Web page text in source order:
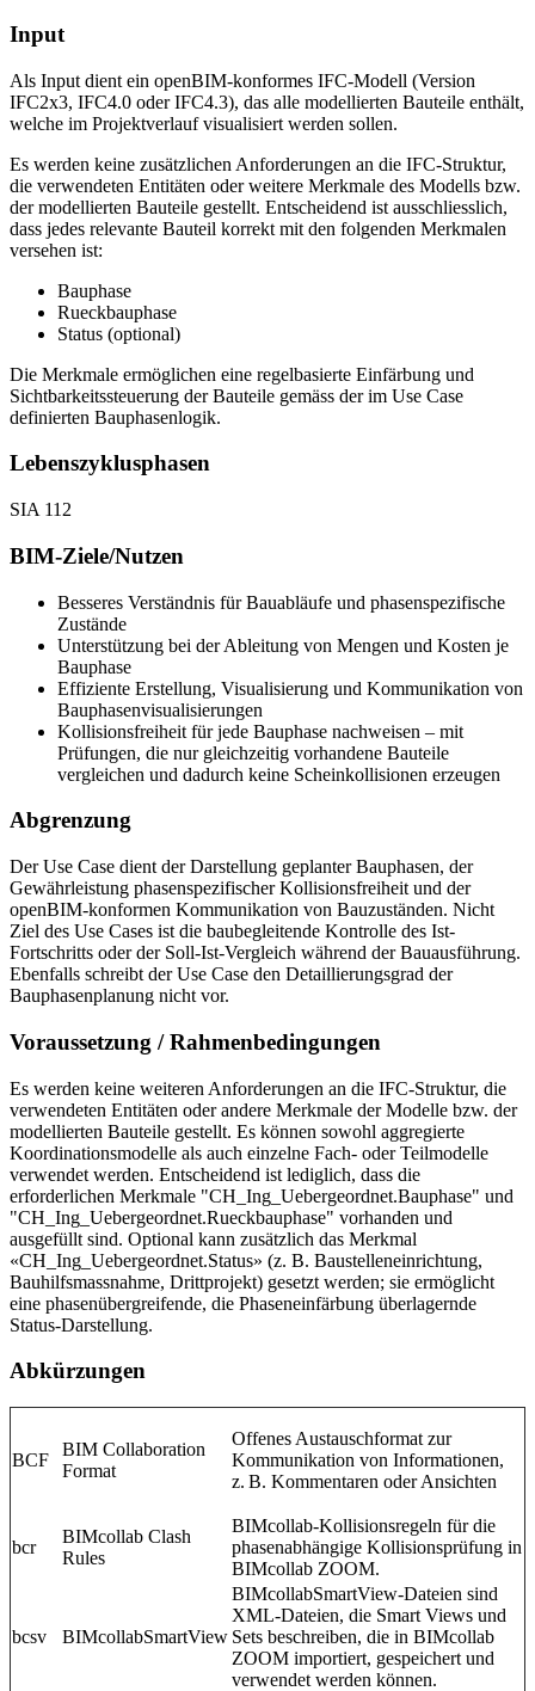
Input
Als Input dient ein openBIM-konformes IFC-Modell (Version
IFC2x3, IFC4.0 oder IFC4.3), das alle modellierten Bauteile enthält,
welche im Projektverlauf visualisiert werden sollen.
Es werden keine zusätzlichen Anforderungen an die IFC-Struktur,
die verwendeten Entitäten oder weitere Merkmale des Modells bzw.
der modellierten Bauteile gestellt. Entscheidend ist ausschliesslich,
dass jedes relevante Bauteil korrekt mit den folgenden Merkmalen
versehen ist:
Bauphase
Rueckbauphase
Status (optional)
Die Merkmale ermöglichen eine regelbasierte Einfärbung und
Sichtbarkeitssteuerung der Bauteile gemäss der im Use Case
definierten Bauphasenlogik.
Lebenszyklusphasen
SIA 112
BIM-Ziele/Nutzen
Besseres Verständnis für Bauabläufe und phasenspezifische
Zustände
Unterstützung bei der Ableitung von Mengen und Kosten je
Bauphase
Effiziente Erstellung, Visualisierung und Kommunikation von
Bauphasenvisualisierungen
Kollisionsfreiheit für jede Bauphase nachweisen – mit
Prüfungen, die nur gleichzeitig vorhandene Bauteile
vergleichen und dadurch keine Scheinkollisionen erzeugen
Abgrenzung
Der Use Case dient der Darstellung geplanter Bauphasen, der
Gewährleistung phasenspezifischer Kollisionsfreiheit und der
openBIM-konformen Kommunikation von Bauzuständen. Nicht
Ziel des Use Cases ist die baubegleitende Kontrolle des Ist-
Fortschritts oder der Soll-Ist-Vergleich während der Bauausführung.
Ebenfalls schreibt der Use Case den Detaillierungsgrad der
Bauphasenplanung nicht vor.
Voraussetzung / Rahmenbedingungen
Es werden keine weiteren Anforderungen an die IFC-Struktur, die
verwendeten Entitäten oder andere Merkmale der Modelle bzw. der
modellierten Bauteile gestellt. Es können sowohl aggregierte
Koordinationsmodelle als auch einzelne Fach- oder Teilmodelle
verwendet werden. Entscheidend ist lediglich, dass die
erforderlichen Merkmale "CH_Ing_Uebergeordnet.Bauphase" und
"CH_Ing_Uebergeordnet.Rueckbauphase" vorhanden und
ausgefüllt sind. Optional kann zusätzlich das Merkmal
«CH_Ing_Uebergeordnet.Status» (z. B. Baustelleneinrichtung,
Bauhilfsmassnahme, Drittprojekt) gesetzt werden; sie ermöglicht
eine phasenübergreifende, die Phaseneinfärbung überlagernde
Status-Darstellung.
Abkürzungen
BCF
BIM Collaboration
Format
Offenes Austauschformat zur
Kommunikation von Informationen,
z. B. Kommentaren oder Ansichten
bcr
BIMcollab Clash
Rules
BIMcollab-Kollisionsregeln für die
phasenabhängige Kollisionsprüfung in
BIMcollab ZOOM.
bcsv BIMcollabSmartView
BIMcollabSmartView-Dateien sind
XML-Dateien, die Smart Views und
Sets beschreiben, die in BIMcollab
ZOOM importiert, gespeichert und
verwendet werden können.